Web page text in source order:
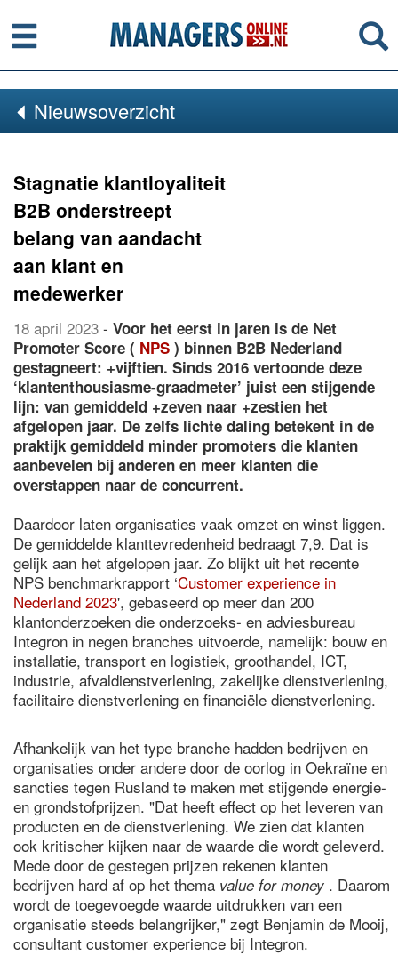
Menu
Nieuwsoverzicht
Stagnatie klantloyaliteit
B2B onderstreept
belang van aandacht
aan klant en
medewerker
18 april 2023 - Voor het eerst in jaren is de Net
Promoter Score ( NPS ) binnen B2B Nederland
gestagneert: +vijftien. Sinds 2016 vertoonde deze
‘klantenthousiasme-graadmeter’ juist een stijgende
lijn: van gemiddeld +zeven naar +zestien het
afgelopen jaar. De zelfs lichte daling betekent in de
praktijk gemiddeld minder promoters die klanten
aanbevelen bij anderen en meer klanten die
overstappen naar de concurrent.
Daardoor laten organisaties vaak omzet en winst liggen.
De gemiddelde klanttevredenheid bedraagt 7,9. Dat is
gelijk aan het afgelopen jaar. Zo blijkt uit het recente
NPS benchmarkrapport ‘Customer experience in
Nederland 2023', gebaseerd op meer dan 200
klantonderzoeken die onderzoeks- en adviesbureau
Integron in negen branches uitvoerde, namelijk: bouw en
installatie, transport en logistiek, groothandel, ICT,
industrie, afvaldienstverlening, zakelijke dienstverlening,
facilitaire dienstverlening en financiële dienstverlening.
Afhankelijk van het type branche hadden bedrijven en
organisaties onder andere door de oorlog in Oekraïne en
sancties tegen Rusland te maken met stijgende energie-
en grondstofprijzen. "Dat heeft effect op het leveren van
producten en de dienstverlening. We zien dat klanten
ook kritischer kijken naar de waarde die wordt geleverd.
Mede door de gestegen prijzen rekenen klanten
bedrijven hard af op het thema value for money . Daarom
wordt de toegevoegde waarde uitdrukken van een
organisatie steeds belangrijker," zegt Benjamin de Mooij,
consultant customer experience bij Integron.